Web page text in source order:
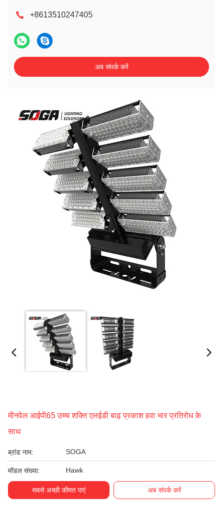
+8613510247405
अब संपर्क करें
मीनवेल आईपी65 उच्च शक्ति एलईडी बाढ़ प्रकाश हवा भार प्रतिरोध के
साथ
ब्रांड नाम: SOGA
मॉडल संख्या: Hawk
सबसे अच्छी कीमत पाएं अब संपर्क करें